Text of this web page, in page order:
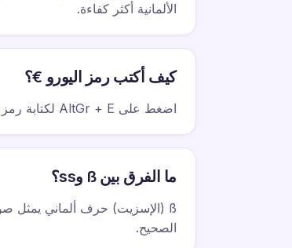
الألمانية أكثر كفاءة.
كيف أكتب رمز اليورو €؟
اضغط على AltGr + E لكتابة رمز اليورو €. وAltGr هو مفتاح Alt الأيمن في لوحات المفاتيح الألمانية.
ما الفرق بين ß وss؟
الصحيح.